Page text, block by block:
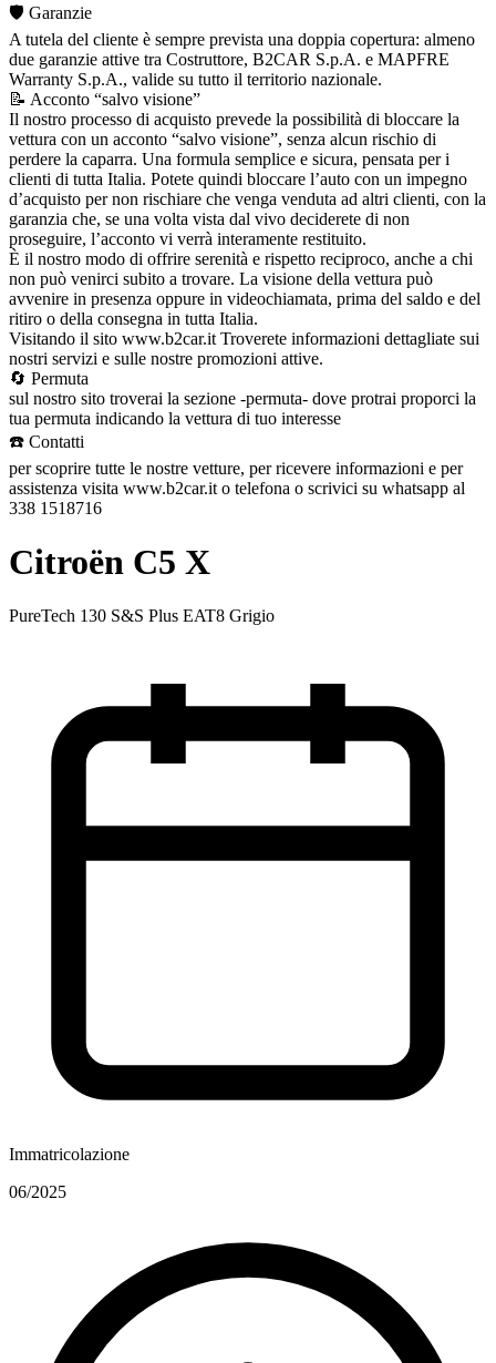
🛡️ Garanzie
A tutela del cliente è sempre prevista una doppia copertura: almeno
due garanzie attive tra Costruttore, B2CAR S.p.A. e MAPFRE
Warranty S.p.A., valide su tutto il territorio nazionale.
📝 Acconto “salvo visione”
Il nostro processo di acquisto prevede la possibilità di bloccare la
vettura con un acconto “salvo visione”, senza alcun rischio di
perdere la caparra. Una formula semplice e sicura, pensata per i
clienti di tutta Italia. Potete quindi bloccare l’auto con un impegno
d’acquisto per non rischiare che venga venduta ad altri clienti, con la
garanzia che, se una volta vista dal vivo deciderete di non
proseguire, l’acconto vi verrà interamente restituito.
È il nostro modo di offrire serenità e rispetto reciproco, anche a chi
non può venirci subito a trovare. La visione della vettura può
avvenire in presenza oppure in videochiamata, prima del saldo e del
ritiro o della consegna in tutta Italia.
Visitando il sito www.b2car.it Troverete informazioni dettagliate sui
nostri servizi e sulle nostre promozioni attive.
🔄 Permuta
sul nostro sito troverai la sezione -permuta- dove protrai proporci la
tua permuta indicando la vettura di tuo interesse
☎️ Contatti
per scoprire tutte le nostre vetture, per ricevere informazioni e per
assistenza visita www.b2car.it o telefona o scrivici su whatsapp al
338 1518716
Citroën C5 X
PureTech 130 S&S Plus EAT8 Grigio
Immatricolazione
06/2025